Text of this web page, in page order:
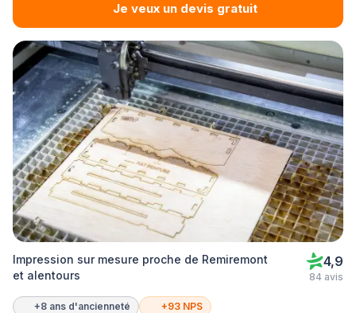
Je veux un devis gratuit
Impression sur mesure proche de Remiremont
et alentours
4,9
84 avis
+8 ans d'ancienneté +93 NPS